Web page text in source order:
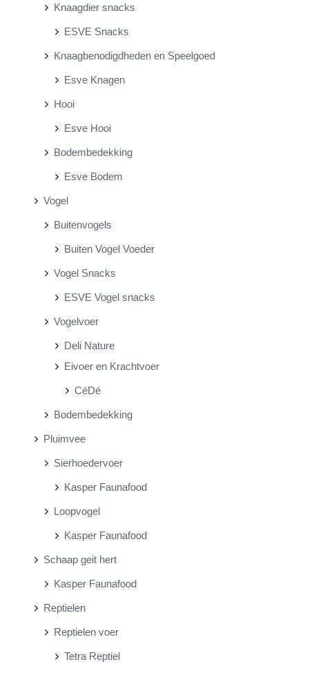
Knaagdier snacks
ESVE Snacks
Knaagbenodigdheden en Speelgoed
Esve Knagen
Hooi
Esve Hooi
Bodembedekking
Esve Bodem
Vogel
Buitenvogels
Buiten Vogel Voeder
Vogel Snacks
ESVE Vogel snacks
Vogelvoer
Deli Nature
Eivoer en Krachtvoer
CéDé
Bodembedekking
Pluimvee
Sierhoedervoer
Kasper Faunafood
Loopvogel
Kasper Faunafood
Schaap geit hert
Kasper Faunafood
Reptielen
Reptielen voer
Tetra Reptiel